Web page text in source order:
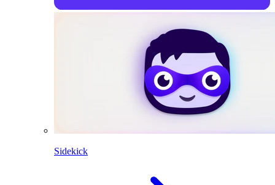
Sidekick